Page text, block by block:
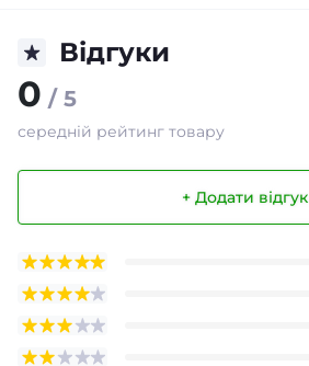
Відгуки
0 / 5
середній рейтинг товару
+ Додати відгук